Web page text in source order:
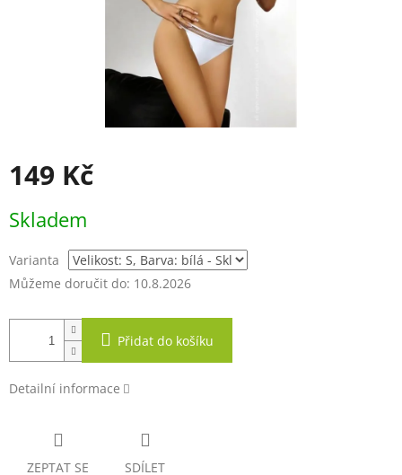
149 Kč
cena:
Skladem
Varianta
Můžeme doručit do: 10.8.2026
Přidat do košíku
Detailní informace
ZEPTAT SE SDÍLET